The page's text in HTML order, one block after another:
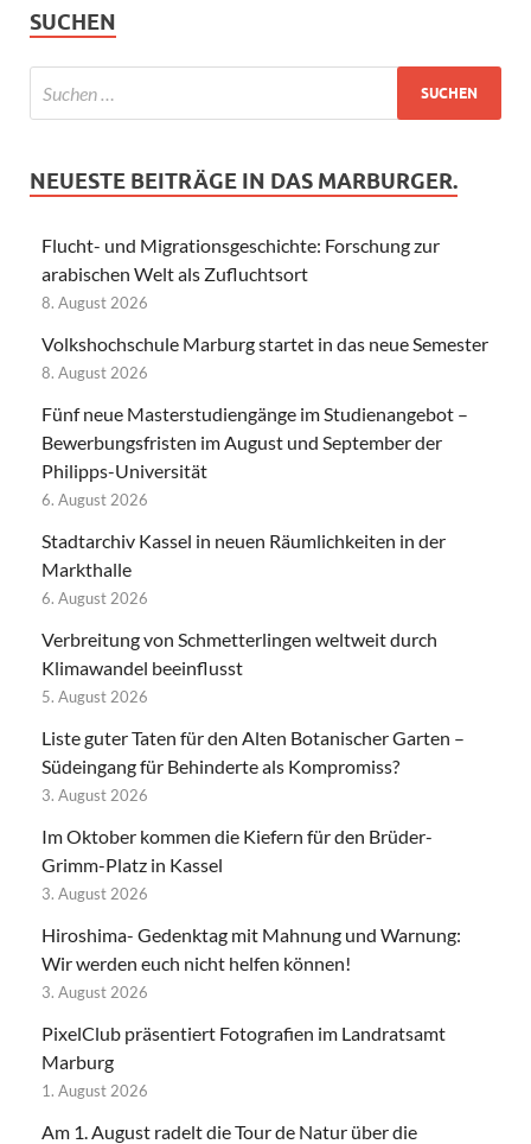
SUCHEN
NEUESTE BEITRÄGE IN DAS MARBURGER.
Flucht- und Migrationsgeschichte: Forschung zur
arabischen Welt als Zufluchtsort
8. August 2026
Volkshochschule Marburg startet in das neue Semester
8. August 2026
Fünf neue Masterstudiengänge im Studienangebot –
Bewerbungsfristen im August und September der
Philipps-Universität
6. August 2026
Stadtarchiv Kassel in neuen Räumlichkeiten in der
Markthalle
6. August 2026
Verbreitung von Schmetterlingen weltweit durch
Klimawandel beeinflusst
5. August 2026
Liste guter Taten für den Alten Botanischer Garten –
Südeingang für Behinderte als Kompromiss?
3. August 2026
Im Oktober kommen die Kiefern für den Brüder-
Grimm-Platz in Kassel
3. August 2026
Hiroshima- Gedenktag mit Mahnung und Warnung:
Wir werden euch nicht helfen können!
3. August 2026
PixelClub präsentiert Fotografien im Landratsamt
Marburg
1. August 2026
Am 1. August radelt die Tour de Natur über die